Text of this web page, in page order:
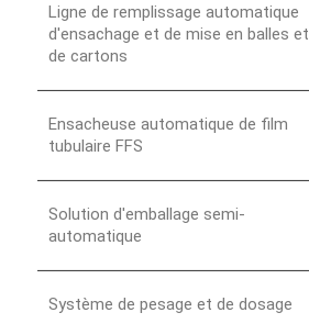
Ligne de remplissage automatique
d'ensachage et de mise en balles et
de cartons
Ensacheuse automatique de film
tubulaire FFS
Solution d'emballage semi-
automatique
Système de pesage et de dosage